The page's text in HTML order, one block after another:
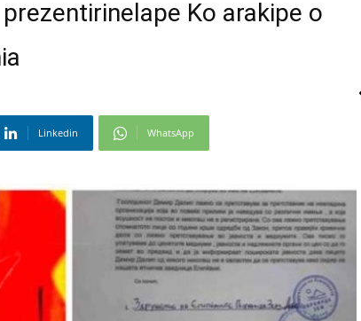
Ko arakipe o
Linkedin WhatsApp